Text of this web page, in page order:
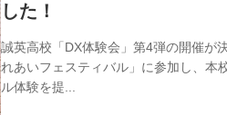
した！
誠英高校「DX体験会」第4弾の開催が
れあいフェスティバル」に参加し、本
ル体験を提...